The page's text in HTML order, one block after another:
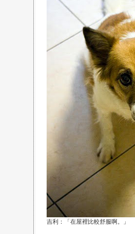
吉利：「在屋裡比較舒服啊。」